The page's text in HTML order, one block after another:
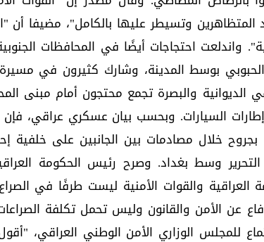
المتظاهرين وتسيطر عليها بالكامل"، مضيفا أن
واندلعت احتجاجات أيضًا في المحافظات
بوسط المدينة، وشارك كثيرون في
الديوانية والبصرة تجمع محتجون أمام مبنى
خلال مصادمات بين الجانبين على خلفية
وسط بغداد. وصرح رئيس الحكومة
العراقية والقوات الأمنية ليست طرفًا في
عن الأمن والقانون وليس تحمل تكلفة
للمجلس الوزاري الأمن الوطني العراقي،